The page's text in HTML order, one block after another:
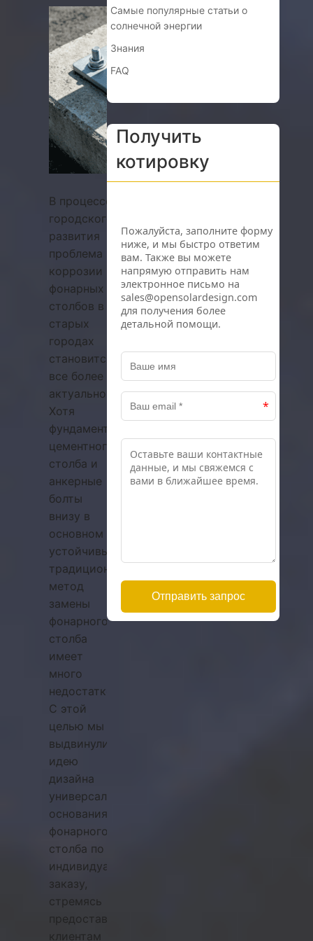
В процессе
городского
развития
проблема
коррозии
фонарных
столбов в
старых
городах
становится
все более
актуальной.
Хотя
фундамент
цементного
столба и
анкерные
болты
внизу в
основном
устойчивы,
традиционный
метод
замены
фонарного
столба
имеет
много
недостатков.
С этой
целью мы
выдвинули
идею
дизайна
универсального
основания
фонарного
столба по
индивидуальному
заказу,
стремясь
предоставить
клиентам
Самые популярные статьи о
солнечной энергии
Знания
FAQ
Получить
котировку